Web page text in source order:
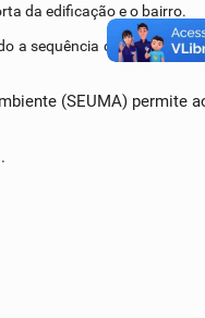
da edificação e o bairro.
a sequência de imóveis
(SEUMA) permite